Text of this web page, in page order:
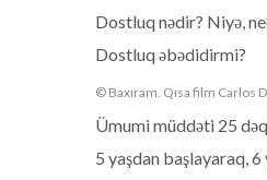
Dostluq nədir? Niyə,
Dostluq əbədidirmi?
© Baxıram. Qısa film Carlos
Ümumi müddəti 25
5 yaşdan başlayaraq, 6